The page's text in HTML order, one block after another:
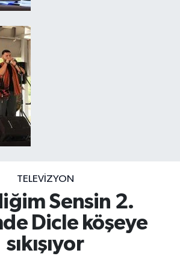
TELEVIZYON
Sensin 2.
Dicle köşeye
sıkışıyor